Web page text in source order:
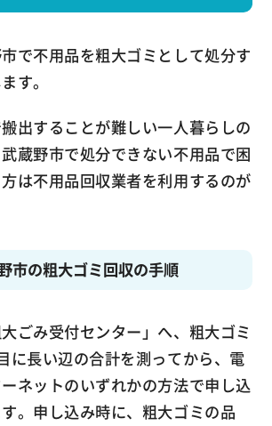
で不用品を粗大ゴミとして処分す
す。
出することが難しい一人暮らしの
蔵野市で処分できない不用品で困
は不用品回収業者を利用するのが
市の粗大ゴミ回収の手順
ごみ受付センター」へ、粗大ゴミ
に長い辺の合計を測ってから、電
ネットのいずれかの方法で申し込
。申し込み時に、粗大ゴミの品